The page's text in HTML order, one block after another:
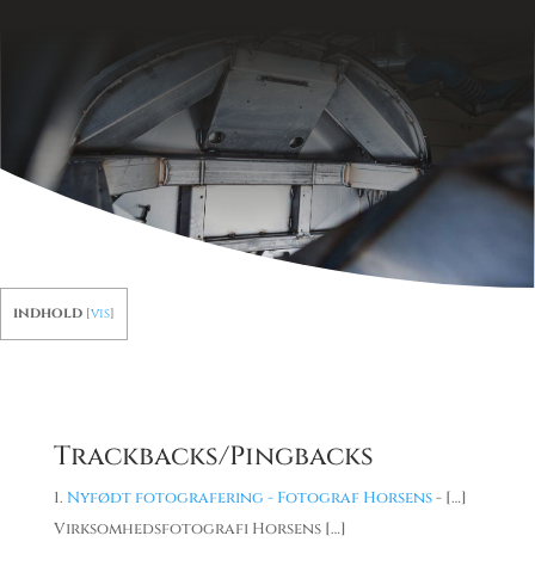
indhold [vis]
Trackbacks/Pingbacks
Nyfødt fotografering - Fotograf Horsens- […]
Virksomhedsfotografi Horsens […]